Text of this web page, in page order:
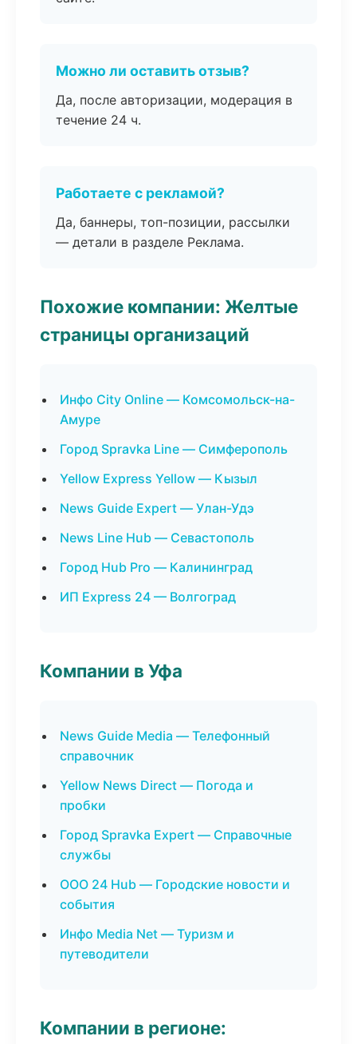
Можно ли оставить отзыв?
Да, после авторизации, модерация в
течение 24 ч.
Работаете с рекламой?
Да, баннеры, топ-позиции, рассылки
— детали в разделе Реклама.
Похожие компании: Желтые
страницы организаций
Инфо City Online — Комсомольск-на-
Амуре
Город Spravka Line — Симферополь
Yellow Express Yellow — Кызыл
News Guide Expert — Улан-Удэ
News Line Hub — Севастополь
Город Hub Pro — Калининград
ИП Express 24 — Волгоград
Компании в Уфа
News Guide Media — Телефонный
справочник
Yellow News Direct — Погода и
пробки
Город Spravka Expert — Справочные
службы
ООО 24 Hub — Городские новости и
события
Инфо Media Net — Туризм и
путеводители
Компании в регионе: